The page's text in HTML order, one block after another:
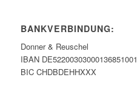
BANKVERBINDUNG:
Donner & Reuschel
IBAN DE52200303000136851001
BIC CHDBDEHHXXX